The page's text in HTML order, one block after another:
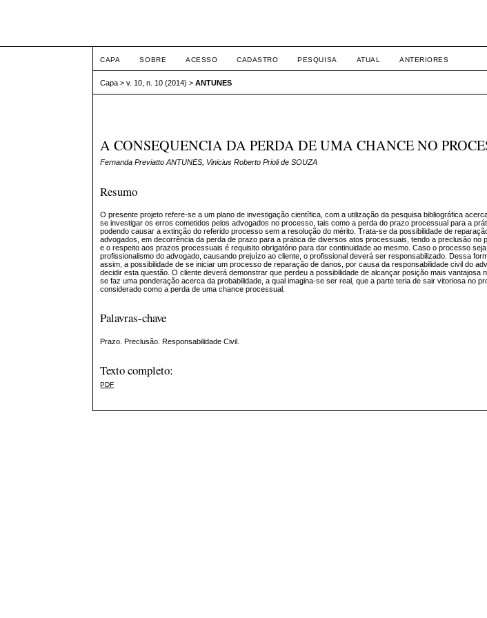
CAPA SOBRE ACESSO CADASTRO PESQUISA ATUAL ANTERIORES
Capa >v. 10, n. 10 (2014) >ANTUNES
A CONSEQUENCIA DA PERDA DE UMA CHANCE NO
Fernanda Previatto ANTUNES, Vinicius Roberto Prioli de SOUZA
Resumo
O presente projeto refere-se a um plano de investigação científica, com a utilização da pesquisa bibliográfica
se investigar os erros cometidos pelos advogados no processo, tais como a perda do prazo processual para a
podendo causar a extinção do referido processo sem a resolução do mérito. Trata-se da possibilidade de
advogados, em decorrência da perda de prazo para a prática de diversos atos processuais, tendo a preclusão
e o respeito aos prazos processuais é requisito obrigatório para dar continuidade ao mesmo. Caso o processo
profissionalismo do advogado, causando prejuízo ao cliente, o profissional deverá ser responsabilizado. Dessa
assim, a possibilidade de se iniciar um processo de reparação de danos, por causa da responsabilidade civil do
decidir esta questão. O cliente deverá demonstrar que perdeu a possibilidade de alcançar posição mais
se faz uma ponderação acerca da probabilidade, a qual imagina-se ser real, que a parte teria de sair vitoriosa no
considerado como a perda de uma chance processual.
Palavras-chave
Prazo. Preclusão. Responsabilidade Civil.
Texto completo:
PDF